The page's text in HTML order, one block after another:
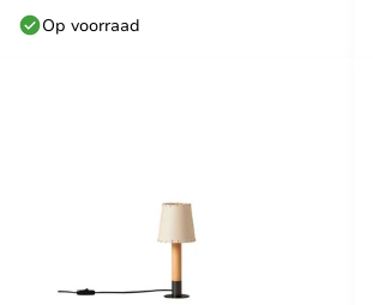
Op voorraad